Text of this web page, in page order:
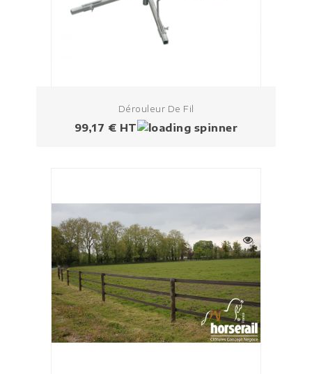
Dérouleur De Fil
Prix
99,17 € HT